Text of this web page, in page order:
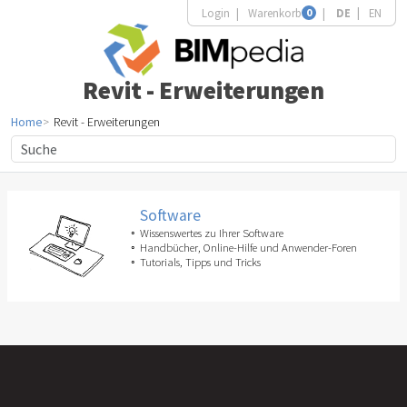
Login Warenkorb 0 DE EN
Revit - Erweiterungen
Home Revit - Erweiterungen
Software
Wissenswertes zu Ihrer Software
Handbücher, Online-Hilfe und Anwender-Foren
Tutorials, Tipps und Tricks